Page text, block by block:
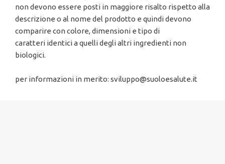
non devono essere posti in maggiore risalto rispetto alla
descrizione o al nome del prodotto e quindi devono
comparire con colore, dimensioni e tipo di
caratteri identici a quelli degli altri ingredienti non
biologici.
per informazioni in merito: sviluppo@suoloesalute.it